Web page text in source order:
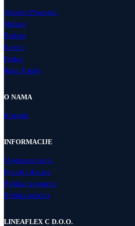
Negorivi Proizvodi
Madraci
Podnice
Kreveti
Dodaci
Relax Fotelje
O NAMA
Kontakti
INFORMACIJE
Uvjeti poslovanja
Povrati i dostava
Politika privatnosti
Politika kolačića
LINEAFLEX C D.O.O.